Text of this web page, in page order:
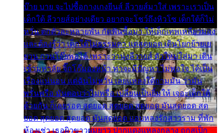
บ๊าย บาย จะไปซื้อกางเกงยีนส์ ลีวายส์มาใส่ เพราะเราเป็น
เด็กใต้ ลีวายส์อย่างเดียว อยากจะโชว์ถึงหิวโซ เด็กใต้ก็ไม่
หวั่น ตกตัวละหลายพัน กัดฟันซื้อมา ให้เด็กเทพเหลียวมอง
และต้องรู้ว่า เด็กใต้ไม่ธรรมดา แต่สุดยอด เดินโยกย้ายเย
ยวน กวนโอ๊ยพอได้ เพราะว่านุ่งลีวายส์ ตัวใหม่ใส่มา เดิน
เข้ามหาลัย จิ๊กโก๊มองหน้า ท่าจะมีปัญหา ไม่พอใจ ได้เป็น
เรื่องแน่นอน แต่ฉันไม่หวั่น เลยแหลงใต้ถามมัน ว่ามัน
พรั่นพรือ มันตอบว่าไม่พรื่อ เปลี่ยนเป็นยิ้มให้ เจอะเด็กใต้
ด้วยกัน ก็เลยรอด สุดยอด สุดยอด สุดยอด มันสุดยอด สุด
ยอด สุดยอด สุดยอด มันสุดยอด แอบหลงรักสาวราม ที่พัก
ห้องเช่า เธอผิวขาวผมยาว ปากแดงแหลงกลาง ถูกสเป็ก